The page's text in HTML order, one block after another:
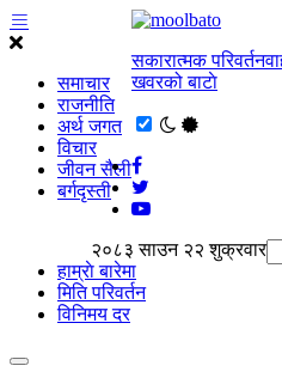
समाचार
राजनीति
अर्थ जगत
विचार
जीवन सैली
बर्गदृस्ती
सकारात्मक
खवरको बाटाे
२०८३ साउन २२ शुक्रवार
हाम्राे बारेमा
मिति परिवर्तन
विनिमय दर